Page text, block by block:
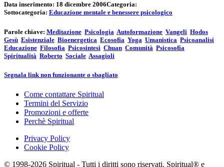
Data inserimento: 18 dicembre 2006Categoria:
Sottocategoria: Educazione mentale e benessere psicologico
Parole chiave: Meditazione Psicologia Autoformazione Vangeli Hodos
Gesù Esistenziale Bioenergetica Ecosofia Yoga Umanistica Psicoanalisi
Educazione Filosofia Psicosintesi Chuan Comunità Psicosofia
Spiritualità Roberto Sociale Assagioli
Segnala link non funzionante o sbagliato
Come contattare Spiritual
Termini del Servizio
Promozioni e offerte
Perchè Spiritual
Privacy Policy
Cookie Policy
© 1998-2026 Spiritual - Tutti i diritti sono riservati. Spiritual® e